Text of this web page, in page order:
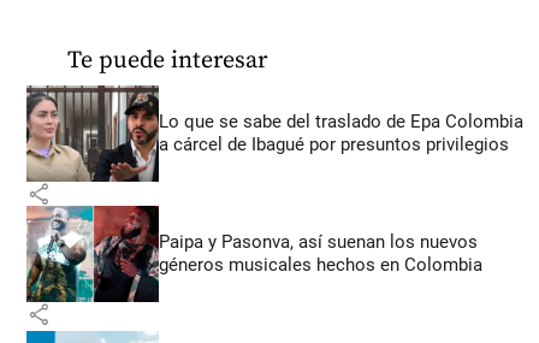
Te puede interesar
Lo que se sabe del traslado de Epa Colombia
a cárcel de Ibagué por presuntos privilegios
share
Paipa y Pasonva, así suenan los nuevos
géneros musicales hechos en Colombia
share